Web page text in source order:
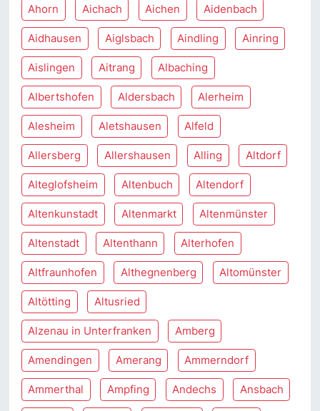
Ahorn Aichach Aichen Aidenbach
Aidhausen Aiglsbach Aindling Ainring
Aislingen Aitrang Albaching
Albertshofen Aldersbach Alerheim
Alesheim Aletshausen Alfeld
Allersberg Allershausen Alling Altdorf
Alteglofsheim Altenbuch Altendorf
Altenkunstadt Altenmarkt Altenmünster
Altenstadt Altenthann Alterhofen
Altfraunhofen Althegnenberg Altomünster
Altötting Altusried
Alzenau in Unterfranken Amberg
Amendingen Amerang Ammerndorf
Ammerthal Ampfing Andechs Ansbach